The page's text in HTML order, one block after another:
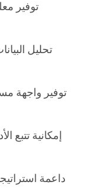
توفير
تحليل
توفير واجهة
إمكانية تتبع
داعمة